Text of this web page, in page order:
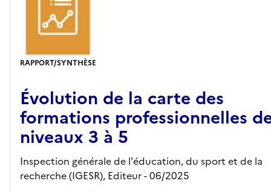
RAPPORT/SYNTHÈSE
Évolution de la carte des
formations professionnelles
niveaux 3 à 5
Inspection générale de l'éducation, du sport et de la
recherche (IGESR), Editeur- 06/2025